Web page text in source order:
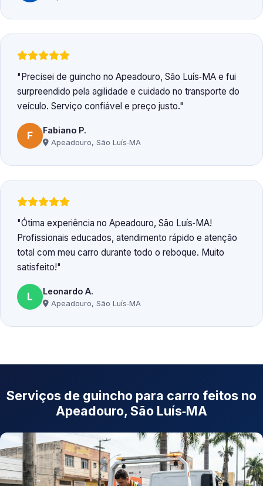
Precisei de guincho no Apeadouro, São Luís‑MA e fui
surpreendido pela agilidade e cuidado no transporte do
veículo. Serviço confiável e preço justo.
F Fabiano P.
Apeadouro, São Luís‑MA
Ótima experiência no Apeadouro, São Luís‑MA!
Profissionais educados, atendimento rápido e atenção
total com meu carro durante todo o reboque. Muito
satisfeito!
L Leonardo A.
Apeadouro, São Luís‑MA
Serviços de guincho para carro feitos no
Apeadouro, São Luís‑MA